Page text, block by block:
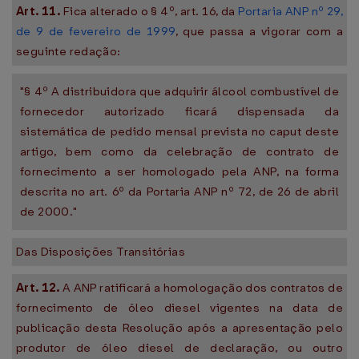
Art. 11. Fica alterado o § 4º, art. 16, da Portaria ANP nº 29,
de 9 de fevereiro de 1999, que passa a vigorar com a
seguinte redação:
"§ 4º A distribuidora que adquirir álcool combustível de
fornecedor autorizado ficará dispensada da
sistemática de pedido mensal prevista no caput deste
artigo, bem como da celebração de contrato de
fornecimento a ser homologado pela ANP, na forma
descrita no art. 6º da Portaria ANP nº 72, de 26 de abril
de 2000."
Das Disposições Transitórias
Art. 12. A ANP ratificará a homologação dos contratos de
fornecimento de óleo diesel vigentes na data de
publicação desta Resolução após a apresentação pelo
produtor de óleo diesel de declaração, ou outro